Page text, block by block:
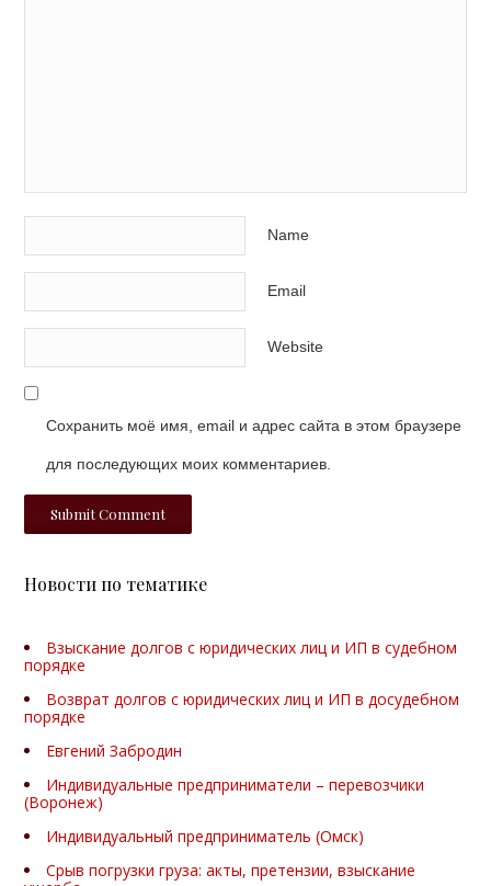
Name
Email
Website
Сохранить моё имя, email и адрес сайта в этом браузере
для последующих моих комментариев.
Новости по тематике
Взыскание долгов с юридических лиц и ИП в судебном
порядке
Возврат долгов с юридических лиц и ИП в досудебном
порядке
Евгений Забродин
Индивидуальные предприниматели – перевозчики
(Воронеж)
Индивидуальный предприниматель (Омск)
Срыв погрузки груза: акты, претензии, взыскание